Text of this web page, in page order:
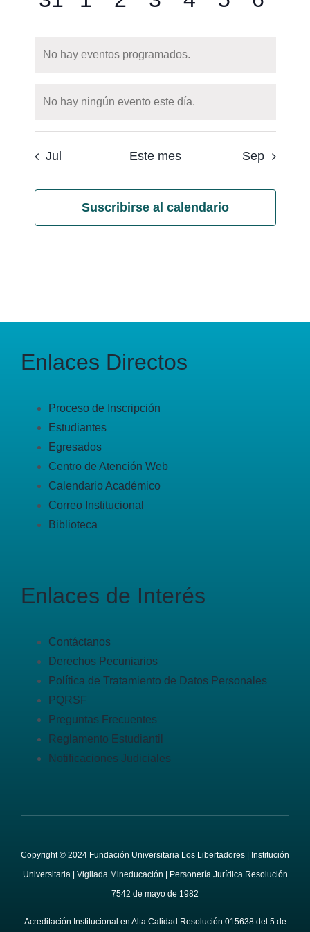
Notice
No hay eventos programados.
Notice
No hay ningún evento este día.
Jul Este mes Sep
Suscribirse al calendario
Enlaces Directos
Proceso de Inscripción
Estudiantes
Egresados
Centro de Atención Web
Calendario Académico
Correo Institucional
Biblioteca
Enlaces de Interés
Contáctanos
Derechos Pecuniarios
Política de Tratamiento de Datos Personales
PQRSF
Preguntas Frecuentes
Reglamento Estudiantil
Notificaciones Judiciales
Copyright © 2024 Fundación Universitaria Los Libertadores | Institución
Universitaria | Vigilada Mineducación | Personería Jurídica Resolución
7542 de mayo de 1982
Acreditación Institucional en Alta Calidad Resolución 015638 del 5 de